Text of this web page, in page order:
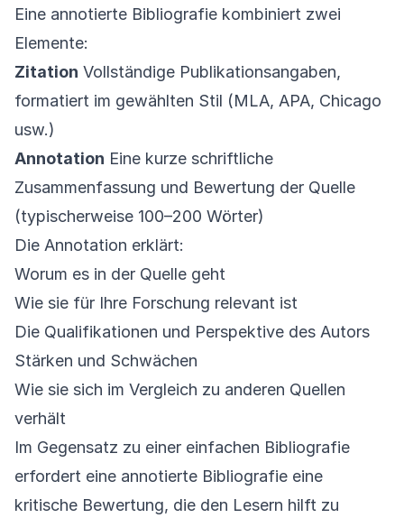
Eine annotierte Bibliografie kombiniert zwei
Elemente:
Zitation Vollständige Publikationsangaben,
formatiert im gewählten Stil (MLA, APA, Chicago
usw.)
Annotation Eine kurze schriftliche
Zusammenfassung und Bewertung der Quelle
(typischerweise 100–200 Wörter)
Die Annotation erklärt:
Worum es in der Quelle geht
Wie sie für Ihre Forschung relevant ist
Die Qualifikationen und Perspektive des Autors
Stärken und Schwächen
Wie sie sich im Vergleich zu anderen Quellen
verhält
Im Gegensatz zu einer einfachen Bibliografie
erfordert eine annotierte Bibliografie eine
kritische Bewertung, die den Lesern hilft zu